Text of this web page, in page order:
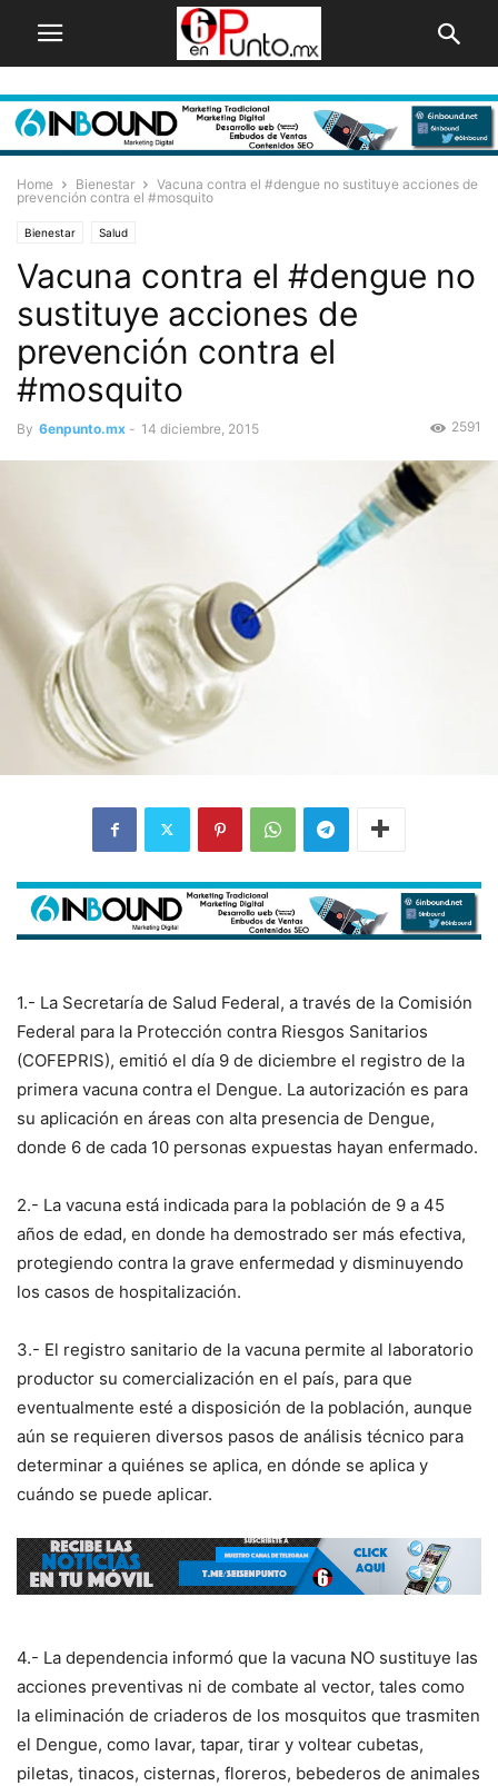
Home Bienestar
Vacuna contra el #dengue no sustituye acciones de
prevención contra el #mosquito
Bienestar Salud
Vacuna contra el #dengue no
sustituye acciones de
prevención contra el
#mosquito
By 6enpunto.mx - 14 diciembre, 2015 2591
1.- La Secretaría de Salud Federal, a través de la Comisión
Federal para la Protección contra Riesgos Sanitarios
(COFEPRIS), emitió el día 9 de diciembre el registro de la
primera vacuna contra el Dengue. La autorización es para
su aplicación en áreas con alta presencia de Dengue,
donde 6 de cada 10 personas expuestas hayan enfermado.
2.- La vacuna está indicada para la población de 9 a 45
años de edad, en donde ha demostrado ser más efectiva,
protegiendo contra la grave enfermedad y disminuyendo
los casos de hospitalización.
3.- El registro sanitario de la vacuna permite al laboratorio
productor su comercialización en el país, para que
eventualmente esté a disposición de la población, aunque
aún se requieren diversos pasos de análisis técnico para
determinar a quiénes se aplica, en dónde se aplica y
cuándo se puede aplicar.
4.- La dependencia informó que la vacuna NO sustituye las
acciones preventivas ni de combate al vector, tales como
la eliminación de criaderos de los mosquitos que trasmiten
el Dengue, como lavar, tapar, tirar y voltear cubetas,
piletas, tinacos, cisternas, floreros, bebederos de animales